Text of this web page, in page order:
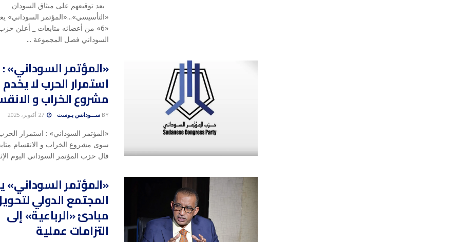
بعد توقيعهم على ميثاق السودان
«التأسيسي»...«المؤتمر السوداني»
«6» من أعضائه متابعات _ أعلن
السوداني فصل المجموعة ...
«المؤتمر السوداني» :
استمرار الحرب لا
مشروع الخراب و
BY ســـودانس بـوست 27 أكتوبر، 2025
«المؤتمر السوداني» : استمرار
سوى مشروع الخراب و الانقسام
قال حزب المؤتمر السوداني اليوم
«المؤتمر السوداني»
المجتمع الدولي
مبادئ «الرباعية» إلى
التزامات عملية